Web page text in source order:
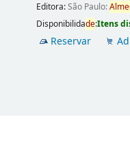
Editora:São Paulo:
Disponibilidade:Itens
Reservar